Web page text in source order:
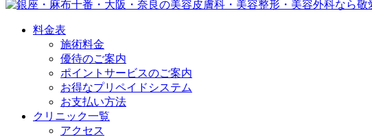
料金表
施術料金
優待のご案内
ポイントサービスのご案内
お得なプリペイドシステム
お支払い方法
クリニック一覧
アクセス